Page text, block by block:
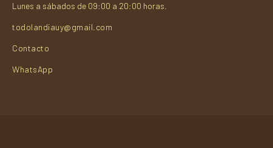
Lunes a sábados de 09:00 a 20:00 horas.
todolandiauy@gmail.com
Contacto
WhatsApp